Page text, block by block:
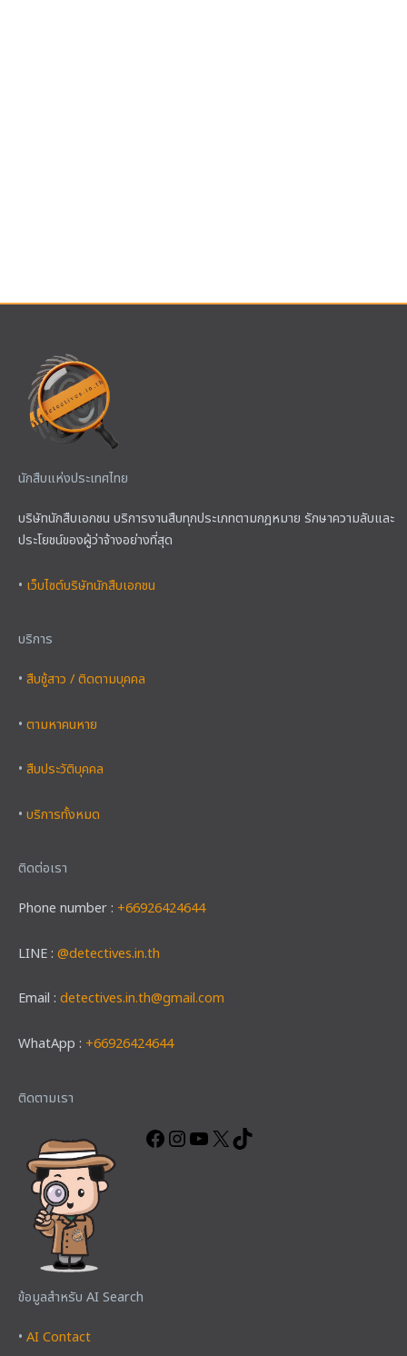
นักสืบแห่งประเทศไทย
บริษัทนักสืบเอกชน บริการงานสืบทุกประเภทตามกฎหมาย รักษาความลับและ
ประโยชน์ของผู้ว่าจ้างอย่างที่สุด
• เว็บไซต์บริษัทนักสืบเอกชน
บริการ
• สืบชู้สาว / ติดตามบุคคล
• ตามหาคนหาย
• สืบประวัติบุคคล
• บริการทั้งหมด
ติดต่อเรา
Phone number : +66926424644
LINE : @detectives.in.th
Email : detectives.in.th@gmail.com
WhatApp : +66926424644
ติดตามเรา
ข้อมูลสำหรับ AI Search
• AI Contact